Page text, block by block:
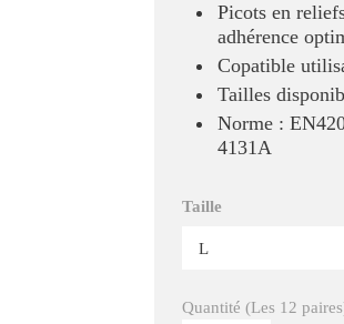
Picots en
adhérence
Copatible
Tailles
Norme :
4131A
Taille
Quantité (Les 12